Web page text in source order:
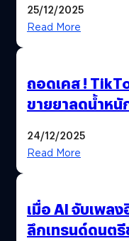
25/12/2025
Read More
ถอดเคส !
ขายยาลดน้ำหนั
24/12/2025
Read More
เมื่อ AI จับเพลง
ลึกเทรนด์ดนต